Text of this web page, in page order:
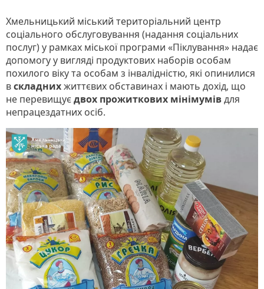
Хмельницький міський територіальний центр
соціального обслуговування (надання соціальних
послуг) у рамках міської програми «Піклування» надає
допомогу у вигляді продуктових наборів особам
похилого віку та особам з інвалідністю, які опинилися
вскладнихжиттєвих обставинах і мають дохід, що
не перевищуєдвох прожиткових мінімумівдля
непрацездатних осіб.